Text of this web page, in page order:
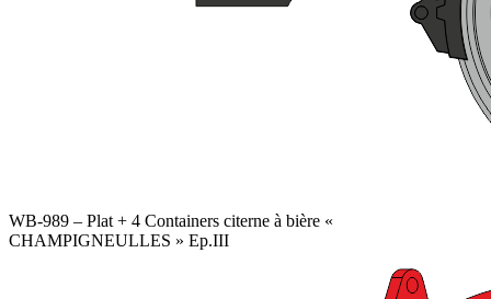
WB-989 – Plat + 4 Containers citerne à bière «
CHAMPIGNEULLES » Ep.III